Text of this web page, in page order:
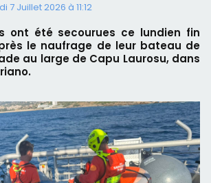
Juillet 2026 à 11:12
ont été secourues ce lundien fin
le naufrage de leur bateau de
au large de Capu Laurosu, dans